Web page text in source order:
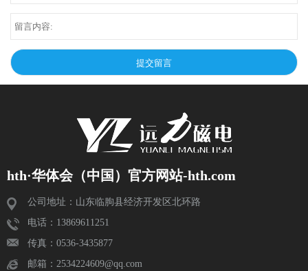
hth·华体会（中国）官方网站-hth.com
公司地址：山东临朐县经济开发区北环路
电话：13869611251
传真：0536-3435877
邮箱：2534224609@qq.com